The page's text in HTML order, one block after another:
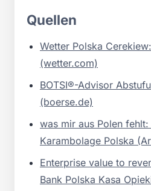
Quellen
Wetter Polska
(wetter.com)
BOTSI®-Advisor
(boerse.de)
was mir aus Polen
Karambolage Polska
Enterprise value to
Bank Polska Kasa